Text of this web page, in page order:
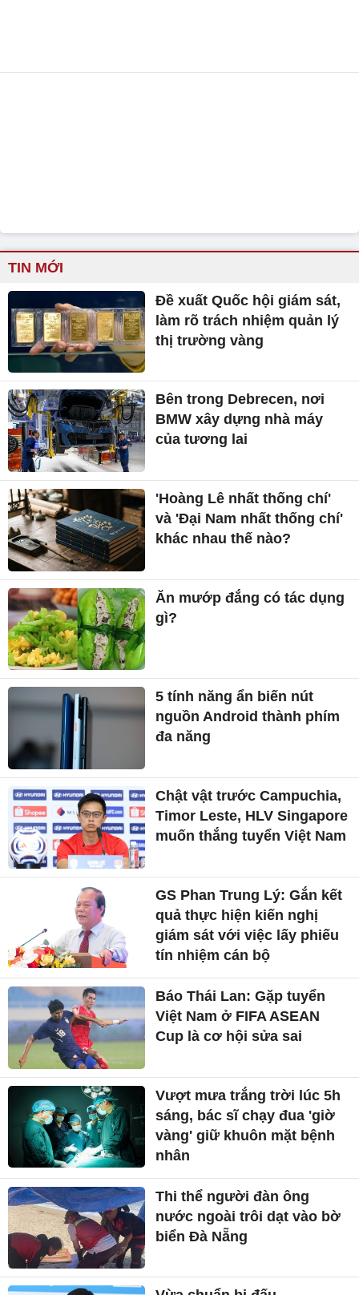
TIN MỚI
Đề xuất Quốc hội giám sát,
làm rõ trách nhiệm quản lý
thị trường vàng
Bên trong Debrecen, nơi
BMW xây dựng nhà máy
của tương lai
'Hoàng Lê nhất thống chí'
và 'Đại Nam nhất thống chí'
khác nhau thế nào?
Ăn mướp đắng có tác dụng
gì?
5 tính năng ẩn biến nút
nguồn Android thành phím
đa năng
Chật vật trước Campuchia,
Timor Leste, HLV Singapore
muốn thắng tuyển Việt Nam
GS Phan Trung Lý: Gắn kết
quả thực hiện kiến nghị
giám sát với việc lấy phiếu
tín nhiệm cán bộ
Báo Thái Lan: Gặp tuyển
Việt Nam ở FIFA ASEAN
Cup là cơ hội sửa sai
Vượt mưa trắng trời lúc 5h
sáng, bác sĩ chạy đua 'giờ
vàng' giữ khuôn mặt bệnh
nhân
Thi thể người đàn ông
nước ngoài trôi dạt vào bờ
biển Đà Nẵng